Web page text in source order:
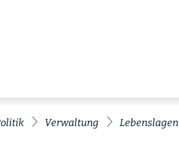
Verwaltung Lebenslagen